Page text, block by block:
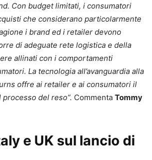
Con budget limitati, i consumatori
che considerano particolarmente
i brand ed i retailer devono
di adeguate rete logistica e della
allinati con i comportamenti
La tecnologia all’avanguardia alla
offre ai retailer e ai consumatori il
del reso”. Commenta Tommy
e UK sul lancio di